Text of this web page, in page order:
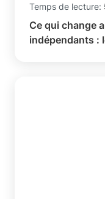
Temps de lecture:
Ce qui change
indépendants :